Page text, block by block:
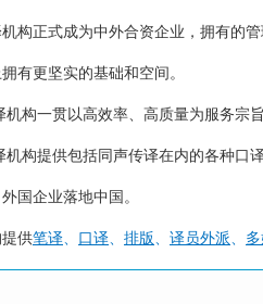
构正式成为中外合资企业，拥有的
有更坚实的基础和空间。
一贯以高效率、高质量为服务宗旨
提供包括同声传译在内的各种口译
国企业落地中国。
供笔译、 口译、 排版 、 译员外派、